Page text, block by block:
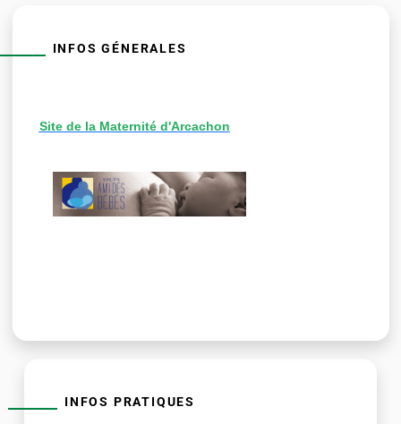
INFOS GÉNERALES
Site de la Maternité d'Arcachon
INFOS PRATIQUES